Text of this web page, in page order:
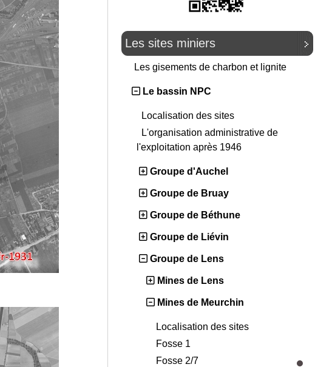
Les sites miniers
Les gisements de charbon et lignite
Le bassin NPC
Localisation des sites
L'organisation administrative de
l'exploitation après 1946
Groupe d'Auchel
Groupe de Bruay
Groupe de Béthune
Groupe de Liévin
Groupe de Lens
Mines de Lens
Mines de Meurchin
Localisation des sites
Fosse 1
Fosse 2/7